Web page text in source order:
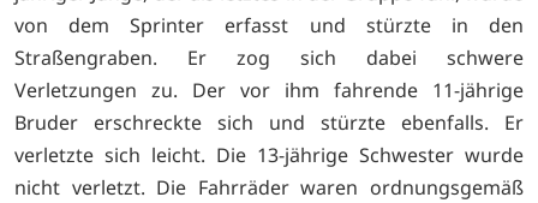
von dem Sprinter erfasst und stürzte in den
Straßengraben. Er zog sich dabei schwere
Verletzungen zu. Der vor ihm fahrende 11-jährige
Bruder erschreckte sich und stürzte ebenfalls. Er
verletzte sich leicht. Die 13-jährige Schwester wurde
nicht verletzt. Die Fahrräder waren ordnungsgemäß